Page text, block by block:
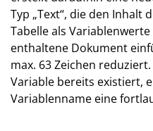
Typ „Text“, die den Inhalt
Tabelle als
enthaltene Dokument
max. 63 Zeichen
Variable bereits existiert,
Variablenname eine